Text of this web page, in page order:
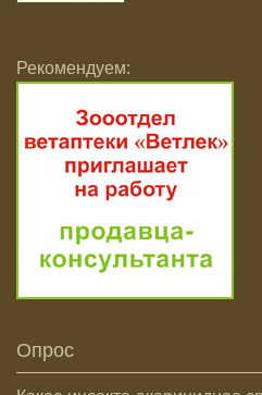
Рекомендуем:
Опрос